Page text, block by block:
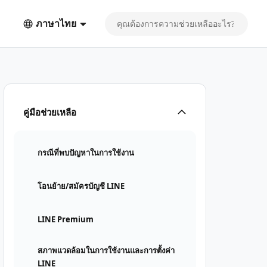
ภาษาไทย
คู่มือช่วยเหลือ
กรณีที่พบปัญหาในการใช้งาน
โอนย้าย/สมัครบัญชี LINE
LINE Premium
สภาพแวดล้อมในการใช้งานและการตั้งค่า
LINE